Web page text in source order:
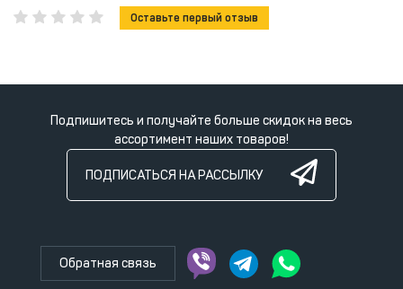
Оставьте первый отзыв
Подпишитесь и получайте больше скидок на весь
ассортимент наших товаров!
ПОДПИСАТЬСЯ НА РАССЫЛКУ
Обратная связь